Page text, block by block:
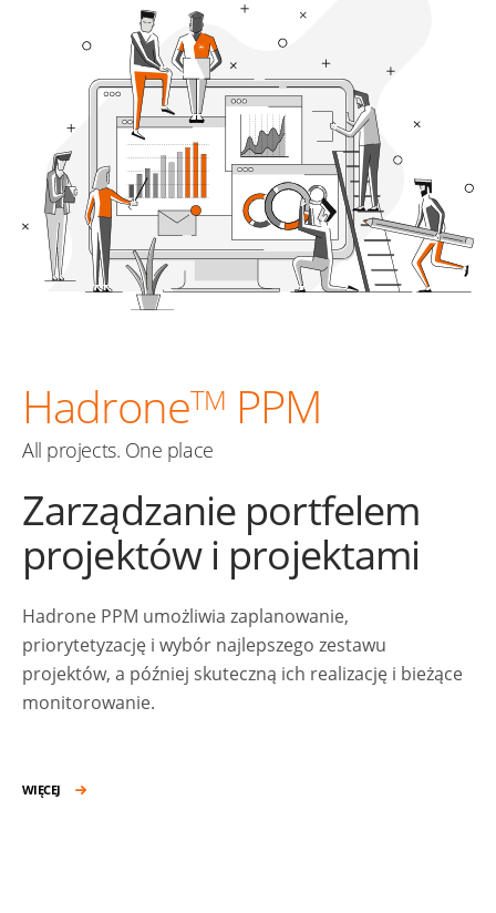
HadroneTM PPM
All projects. One place
Zarządzanie portfelem
projektów i projektami
Hadrone PPM umożliwia zaplanowanie,
priorytetyzację i wybór najlepszego zestawu
projektów, a później skuteczną ich realizację i bieżące
monitorowanie.
WIĘCEJ